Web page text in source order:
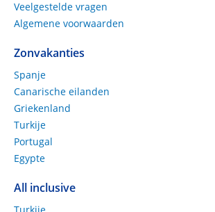
Veelgestelde vragen
Algemene voorwaarden
Zonvakanties
Spanje
Canarische eilanden
Griekenland
Turkije
Portugal
Egypte
All inclusive